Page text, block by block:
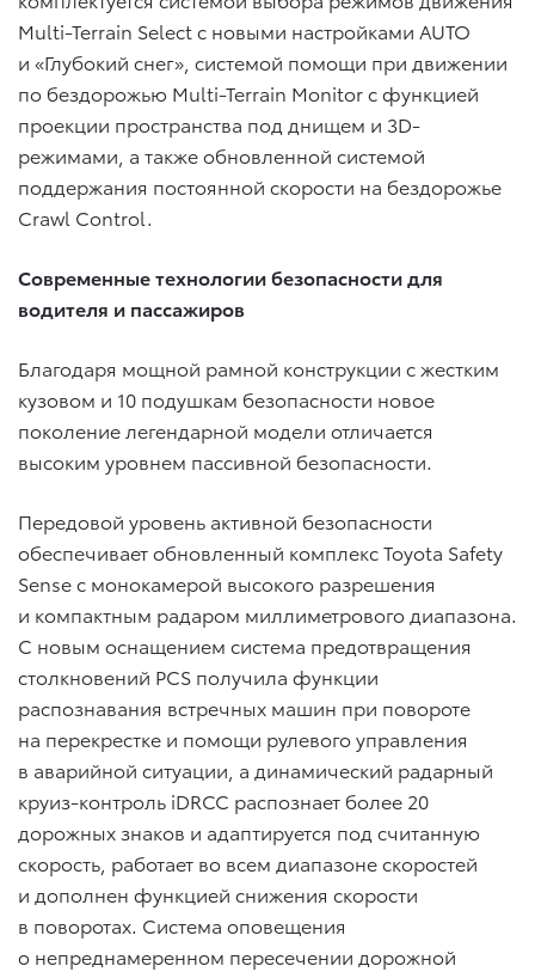
Multi-Terrain Select с новыми настройками AUTO
и «Глубокий снег», системой помощи при движении
по бездорожью Multi-Terrain Monitor с функцией
проекции пространства под днищем и 3D-
режимами, а также обновленной системой
поддержания постоянной скорости на бездорожье
Crawl Control.
Современные технологии безопасности для
водителя и пассажиров
Благодаря мощной рамной конструкции с жестким
кузовом и 10 подушкам безопасности новое
поколение легендарной модели отличается
высоким уровнем пассивной безопасности.
Передовой уровень активной безопасности
обеспечивает обновленный комплекс Toyota Safety
Sense с монокамерой высокого разрешения
и компактным радаром миллиметрового диапазона.
С новым оснащением система предотвращения
столкновений PCS получила функции
распознавания встречных машин при повороте
на перекрестке и помощи рулевого управления
в аварийной ситуации, а динамический радарный
круиз-контроль iDRCC распознает более 20
дорожных знаков и адаптируется под считанную
скорость, работает во всем диапазоне скоростей
и дополнен функцией снижения скорости
в поворотах. Система оповещения
о непреднамеренном пересечении дорожной